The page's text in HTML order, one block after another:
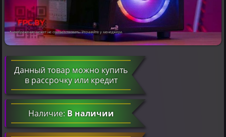
* изображение может не соответствовать. Уточняйте у менеджера.
Данный товар можно купить
в рассрочку или кредит
Наличие:В наличии